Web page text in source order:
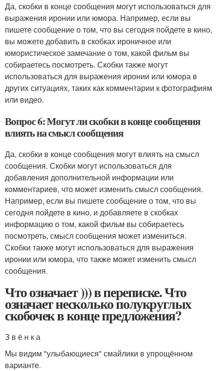
Да, скобки в конце сообщения могут использоваться для
выражения иронии или юмора. Например, если вы
пишете сообщение о том, что вы сегодня пойдете в кино,
вы можете добавить в скобках ироничное или
юмористическое замечание о том, какой фильм вы
собираетесь посмотреть. Скобки также могут
использоваться для выражения иронии или юмора в
других ситуациях, таких как комментарии к фотографиям
или видео.
Вопрос 6: Могут ли скобки в конце сообщения
влиять на смысл сообщения
Да, скобки в конце сообщения могут влиять на смысл
сообщения. Скобки могут использоваться для
добавления дополнительной информации или
комментариев, что может изменить смысл сообщения.
Например, если вы пишете сообщение о том, что вы
сегодня пойдете в кино, и добавляете в скобках
информацию о том, какой фильм вы собираетесь
посмотреть, смысл сообщения может измениться.
Скобки также могут использоваться для выражения
иронии или юмора, что также может изменить смысл
сообщения.
Что означает ))) в переписке. Что
означает несколько полукруглых
скобочек в конце предложения?
З в ё н к а
Мы видим "улыбающиеся" смайлики в упрощённом
варианте.